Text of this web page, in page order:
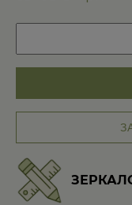
Авторский